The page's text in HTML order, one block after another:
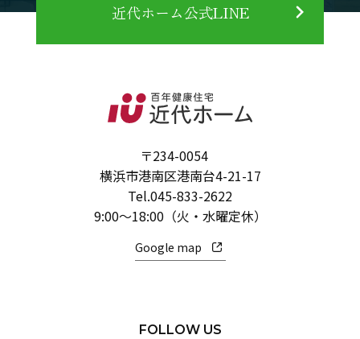
近代ホーム公式LINE
〒234-0054
横浜市港南区港南台4-21-17
Tel.045-833-2622
9:00～18:00（火・水曜定休）
Google map
FOLLOW US